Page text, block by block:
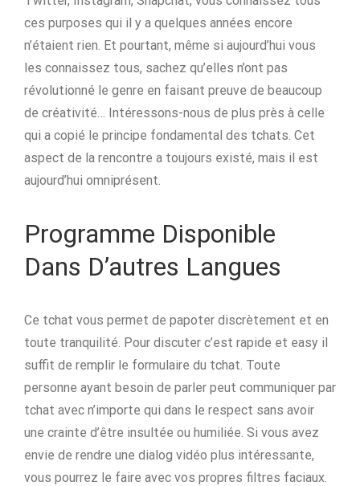
ces purposes qui il y a quelques années encore
n’étaient rien. Et pourtant, même si aujourd’hui vous
les connaissez tous, sachez qu’elles n’ont pas
révolutionné le genre en faisant preuve de beaucoup
de créativité… Intéressons-nous de plus près à celle
qui a copié le principe fondamental des tchats. Cet
aspect de la rencontre a toujours existé, mais il est
aujourd’hui omniprésent.
Programme Disponible
Dans D’autres Langues
Ce tchat vous permet de papoter discrètement et en
toute tranquilité. Pour discuter c’est rapide et easy il
suffit de remplir le formulaire du tchat. Toute
personne ayant besoin de parler peut communiquer par
tchat avec n’importe qui dans le respect sans avoir
une crainte d’être insultée ou humiliée. Si vous avez
envie de rendre une dialog vidéo plus intéressante,
vous pourrez le faire avec vos propres filtres faciaux.